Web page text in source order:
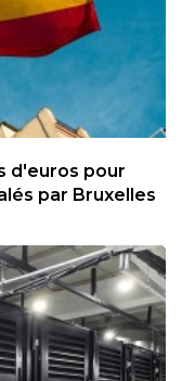
d'euros pour
par Bruxelles